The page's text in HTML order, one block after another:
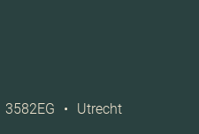
3582EG • Utrecht